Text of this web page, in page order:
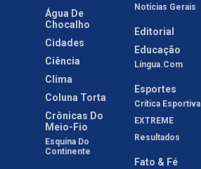
Água De
Chocalho
Cidades
Ciência
Clima
Coluna Torta
Crônicas Do
Meio-Fio
Esquina Do
Continente
Notícias Gerais
Editorial
Educação
Língua.com
Esportes
Crítica Esportiva
EXTREME
Resultados
Fato & Fé